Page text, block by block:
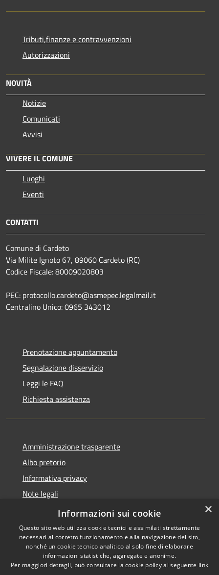
Tributi,finanze e contravvenzioni
Autorizzazioni
NOVITÀ
Notizie
Comunicati
Avvisi
VIVERE IL COMUNE
Luoghi
Eventi
CONTATTI
Comune di Cardeto
Via Milite Ignoto 67, 89060 Cardeto (RC)
Codice Fiscale: 80009020803
PEC: protocollo.cardeto@asmepec.legalmail.it
Centralino Unico: 0965 343012
Prenotazione appuntamento
Segnalazione disservizio
Leggi le FAQ
Richiesta assistenza
Amministrazione trasparente
Albo pretorio
Informativa privacy
Note legali
Dichiarazione di accessibilità
Accessibilità
Copyright © 2026 • Comune di
Cardeto • Powered by
×
Informazioni sui cookie
Questo sito web utilizza cookie tecnici e assimilati strettamente
necessari al corretto funzionamento e alla navigazione del sito,
nonché un cookie tecnico analitico al solo fine di elaborare
informazioni statistiche, aggregate e anonime.
Per maggiori dettagli, può consultare la cookie policy al seguente link